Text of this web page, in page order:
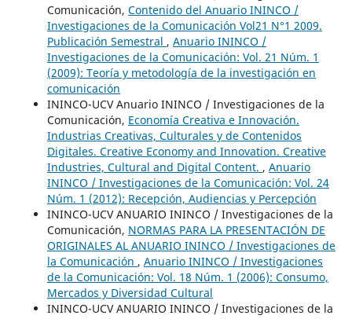
Comunicación, Contenido del Anuario ININCO /
Investigaciones de la Comunicación Vol21 N°1 2009.
Publicación Semestral , Anuario ININCO /
Investigaciones de la Comunicación: Vol. 21 Núm. 1
(2009): Teoría y metodología de la investigación en
comunicación
ININCO-UCV Anuario ININCO / Investigaciones de la
Comunicación, Economía Creativa e Innovación.
Industrias Creativas, Culturales y de Contenidos
Digitales. Creative Economy and Innovation. Creative
Industries, Cultural and Digital Content. , Anuario
ININCO / Investigaciones de la Comunicación: Vol. 24
Núm. 1 (2012): Recepción, Audiencias y Percepción
ININCO-UCV ANUARIO ININCO / Investigaciones de la
Comunicación, NORMAS PARA LA PRESENTACIÓN DE
ORIGINALES AL ANUARIO ININCO / Investigaciones de
la Comunicación , Anuario ININCO / Investigaciones
de la Comunicación: Vol. 18 Núm. 1 (2006): Consumo,
Mercados y Diversidad Cultural
ININCO-UCV ANUARIO ININCO / Investigaciones de la